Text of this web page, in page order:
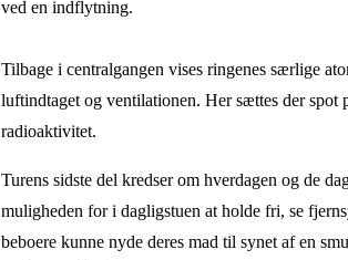
ved en indflytning.
Tilbage i centralgangen vises ringenes særlige
luftindtaget og ventilationen. Her sættes der
radioaktivitet.
Turens sidste del kredser om hverdagen og de
muligheden for i dagligstuen at holde fri, se
beboere kunne nyde deres mad til synet af en